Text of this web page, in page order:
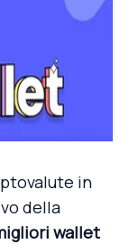
in
della
wallet